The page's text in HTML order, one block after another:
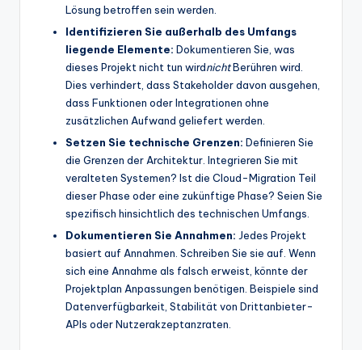
Lösung betroffen sein werden.
Identifizieren Sie außerhalb des Umfangs
liegende Elemente: Dokumentieren Sie, was
dieses Projekt nicht tun wirdnichtBerühren wird.
Dies verhindert, dass Stakeholder davon ausgehen,
dass Funktionen oder Integrationen ohne
zusätzlichen Aufwand geliefert werden.
Setzen Sie technische Grenzen: Definieren Sie
die Grenzen der Architektur. Integrieren Sie mit
veralteten Systemen? Ist die Cloud-Migration Teil
dieser Phase oder eine zukünftige Phase? Seien Sie
spezifisch hinsichtlich des technischen Umfangs.
Dokumentieren Sie Annahmen: Jedes Projekt
basiert auf Annahmen. Schreiben Sie sie auf. Wenn
sich eine Annahme als falsch erweist, könnte der
Projektplan Anpassungen benötigen. Beispiele sind
Datenverfügbarkeit, Stabilität von Drittanbieter-
APIs oder Nutzerakzeptanzraten.